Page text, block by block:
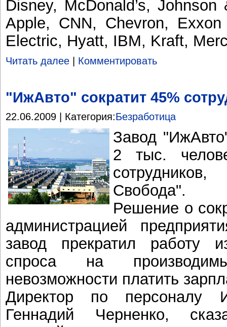
Disney, McDonald’s,
Apple, CNN, Chevron,
Electric, Hyatt, IBM, Kraft,
Читать далее | Комментировать
"ИжАвто" сократит 45%
22.06.2009 | Категория:Безработица
Завод
2 тыс.
Свобода".
Решение о
администрацией
завод прекратил работу
спроса на
невозможности платить
Директор по персоналу
Геннадий Черненко,